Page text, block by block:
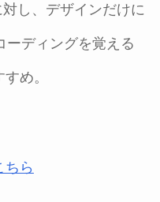
し、デザインだけに
ーディングを覚える
め。
ちら